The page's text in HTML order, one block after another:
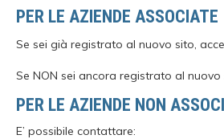
PER LE AZIENDE ASSOCIATE
Se sei già registrato al nuovo sito,
Se NON sei ancora registrato al
PER LE AZIENDE NON
E’ possibile contattare: